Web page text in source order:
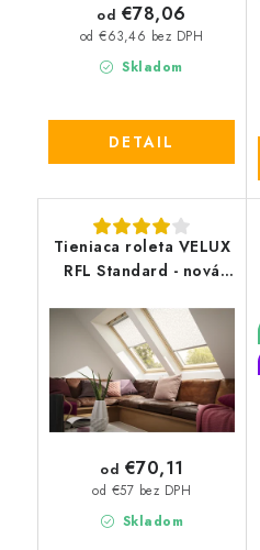
Skladom
od €63,46 bez DPH
od €78,06
DETAIL
Tieniaca roleta VELUX
RFL Standard - nová
Skladom
od €57 bez DPH
od €70,11